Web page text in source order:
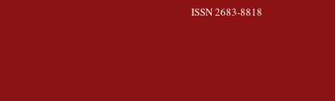
ISSN 2683-8818